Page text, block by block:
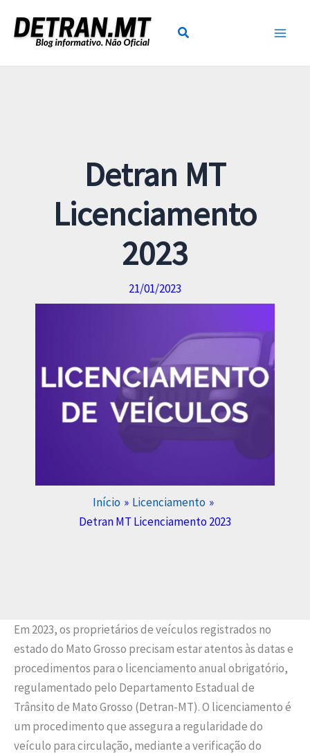
para
conteúdo
Detran MT
Licenciamento
2023
21/01/2023
Início
Licenciamento
Detran MT Licenciamento 2023
Em 2023, os proprietários de veículos registrados no
estado do Mato Grosso precisam estar atentos às datas e
procedimentos para o licenciamento anual obrigatório,
regulamentado pelo Departamento Estadual de
Trânsito de Mato Grosso (Detran-MT). O licenciamento é
um procedimento que assegura a regularidade do
veículo para circulação, mediante a verificação do